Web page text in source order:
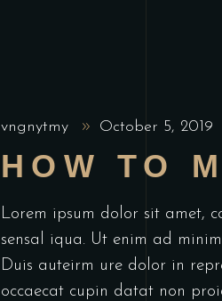
vngnytmy October 5, 2019
HOW TO
Lorem ipsum dolor sit amet,
sensal iqua. Ut enim ad
Duis auteirm ure dolor in
occaecat cupin datat non